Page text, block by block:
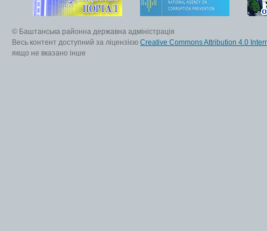
© Баштанська районна державна адміністрація
Весь контент доступний за ліцензією Creative Commons Attribution 4.0
якщо не вказано інше